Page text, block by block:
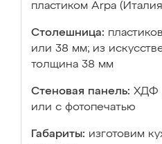
пластиком Arpa
Столешница:
или 38 мм; из
толщина 38 мм
Стеновая панель: ХДФ
или с фотопечатью
Габариты: изготовим